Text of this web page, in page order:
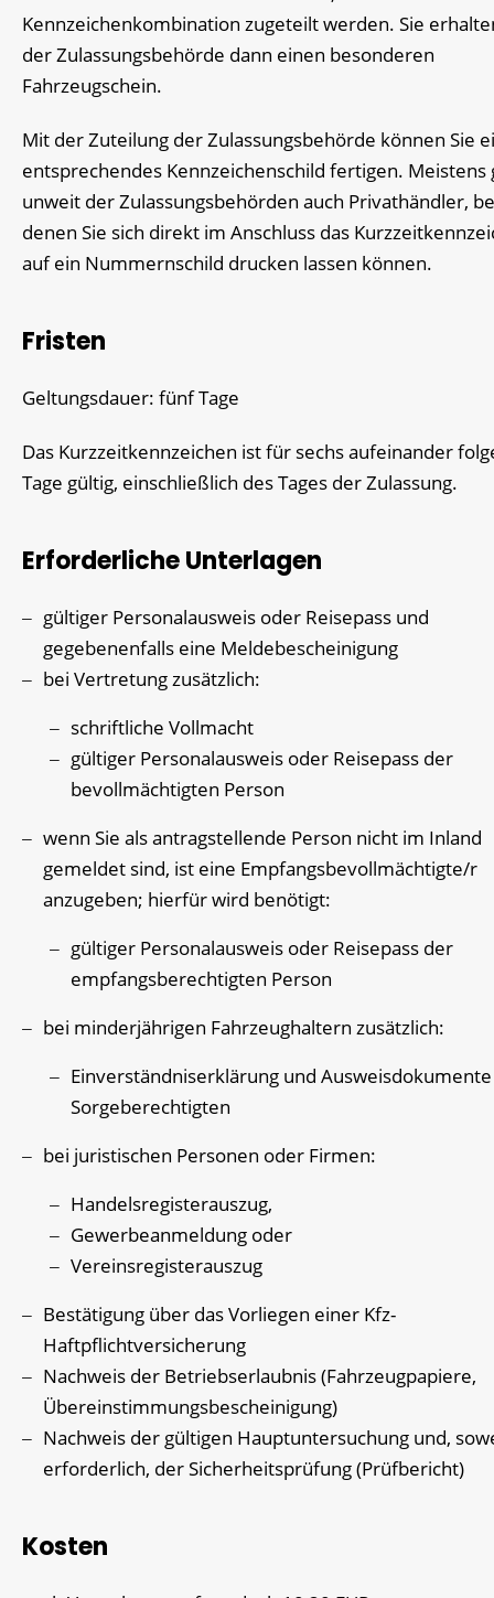
Kennzeichenkombination zugeteilt werden. Sie
der Zulassungsbehörde dann einen besonderen
Fahrzeugschein.
Mit der Zuteilung der Zulassungsbehörde können Sie
entsprechendes Kennzeichenschild fertigen. Meistens
unweit der Zulassungsbehörden auch Privathändler,
denen Sie sich direkt im Anschluss das
auf ein Nummernschild drucken lassen können.
Fristen
Geltungsdauer: fünf Tage
Das Kurzzeitkennzeichen ist für sechs aufeinander
Tage gültig, einschließlich des Tages der Zulassung.
Erforderliche Unterlagen
gültiger Personalausweis oder Reisepass und
gegebenenfalls eine Meldebescheinigung
bei Vertretung zusätzlich:
schriftliche Vollmacht
gültiger Personalausweis oder Reisepass der
bevollmächtigten Person
wenn Sie als antragstellende Person nicht im Inland
gemeldet sind, ist eine Empfangsbevollmächtigte/r
anzugeben; hierfür wird benötigt:
gültiger Personalausweis oder Reisepass der
empfangsberechtigten Person
bei minderjährigen Fahrzeughaltern zusätzlich:
Einverständniserklärung und
Sorgeberechtigten
bei juristischen Personen oder Firmen:
Handelsregisterauszug,
Gewerbeanmeldung oder
Vereinsregisterauszug
Bestätigung über das Vorliegen einer Kfz-
Haftpflichtversicherung
Nachweis der Betriebserlaubnis (Fahrzeugpapiere,
Übereinstimmungsbescheinigung)
Nachweis der gültigen Hauptuntersuchung und,
erforderlich, der Sicherheitsprüfung (Prüfbericht)
Kosten